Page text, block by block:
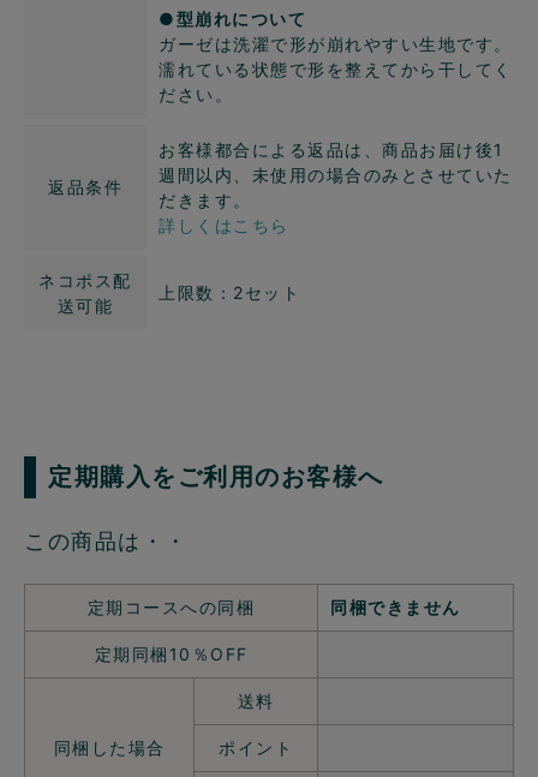
●型崩れについて
ガーゼは洗濯で形が崩れやすい生地です。
濡れている状態で形を整えてから干してく
ださい。
返品条件
お客様都合による返品は、商品お届け後1
週間以内、未使用の場合のみとさせていた
だきます。
詳しくはこちら
ネコポス配
送可能
上限数：2セット
定期購入をご利用のお客様へ
この商品は・・
定期コースへの同梱 同梱できません
定期同梱10％OFF
同梱した場合
送料
ポイント